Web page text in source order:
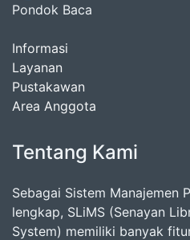
Pondok Baca
Informasi
Layanan
Pustakawan
Area Anggota
Tentang Kami
Sebagai Sistem Manajemen
lengkap, SLiMS (Senayan
System) memiliki banyak